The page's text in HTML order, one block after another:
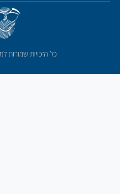
כל הזכויות שמורות